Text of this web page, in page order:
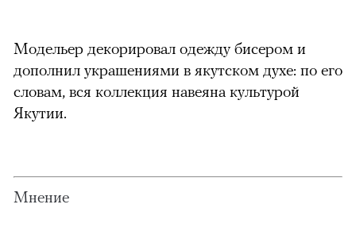
Модельер декорировал одежду бисером и
дополнил украшениями в якутском духе: по его
словам, вся коллекция навеяна культурой
Якутии.
Мнение